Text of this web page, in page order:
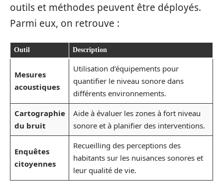
outils et méthodes peuvent être déployés.
Parmi eux, on retrouve :
Outil Description
Mesures
acoustiques
Utilisation d’équipements pour
quantifier le niveau sonore dans
différents environnements.
Cartographie
du bruit
Aide à évaluer les zones à fort niveau
sonore et à planifier des interventions.
Enquêtes
citoyennes
Recueilling des perceptions des
habitants sur les nuisances sonores et
leur qualité de vie.